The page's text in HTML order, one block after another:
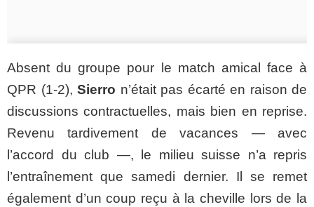
Absent du groupe pour le match amical face à
QPR (1-2), Sierro n’était pas écarté en raison de
discussions contractuelles, mais bien en reprise.
Revenu tardivement de vacances — avec
l’accord du club —, le milieu suisse n’a repris
l’entraînement que samedi dernier. Il se remet
également d’un coup reçu à la cheville lors de la